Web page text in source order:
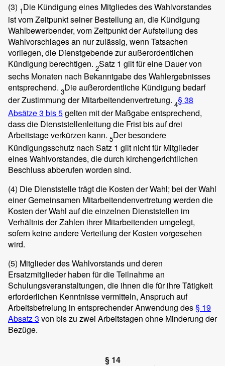
(3) 1Die Kündigung eines Mitgliedes des Wahlvorstandes
ist vom Zeitpunkt seiner Bestellung an, die Kündigung
Wahlbewerbender, vom Zeitpunkt der Aufstellung des
Wahlvorschlages an nur zulässig, wenn Tatsachen
vorliegen, die Dienstgebende zur außerordentlichen
Kündigung berechtigen. 2Satz 1 gilt für eine Dauer von
sechs Monaten nach Bekanntgabe des Wahlergebnisses
entsprechend. 3Die außerordentliche Kündigung bedarf
der Zustimmung der Mitarbeitendenvertretung. 4§ 38
Absätze 3 bis 5gelten mit der Maßgabe entsprechend,
dass die Dienststellenleitung die Frist bis auf drei
Arbeitstage verkürzen kann. 5Der besondere
Kündigungsschutz nach Satz 1 gilt nicht für Mitglieder
eines Wahlvorstandes, die durch kirchengerichtlichen
Beschluss abberufen worden sind.
(4) Die Dienststelle trägt die Kosten der Wahl; bei der Wahl
einer Gemeinsamen Mitarbeitendenvertretung werden die
Kosten der Wahl auf die einzelnen Dienststellen im
Verhältnis der Zahlen ihrer Mitarbeitenden umgelegt,
sofern keine andere Verteilung der Kosten vorgesehen
wird.
(5) Mitglieder des Wahlvorstands und deren
Ersatzmitglieder haben für die Teilnahme an
Schulungsveranstaltungen, die ihnen die für ihre Tätigkeit
erforderlichen Kenntnisse vermitteln, Anspruch auf
Arbeitsbefreiung in entsprechender Anwendung des§ 19
Absatz 3 von bis zu zwei Arbeitstagen ohne Minderung der
Bezüge.
§ 14